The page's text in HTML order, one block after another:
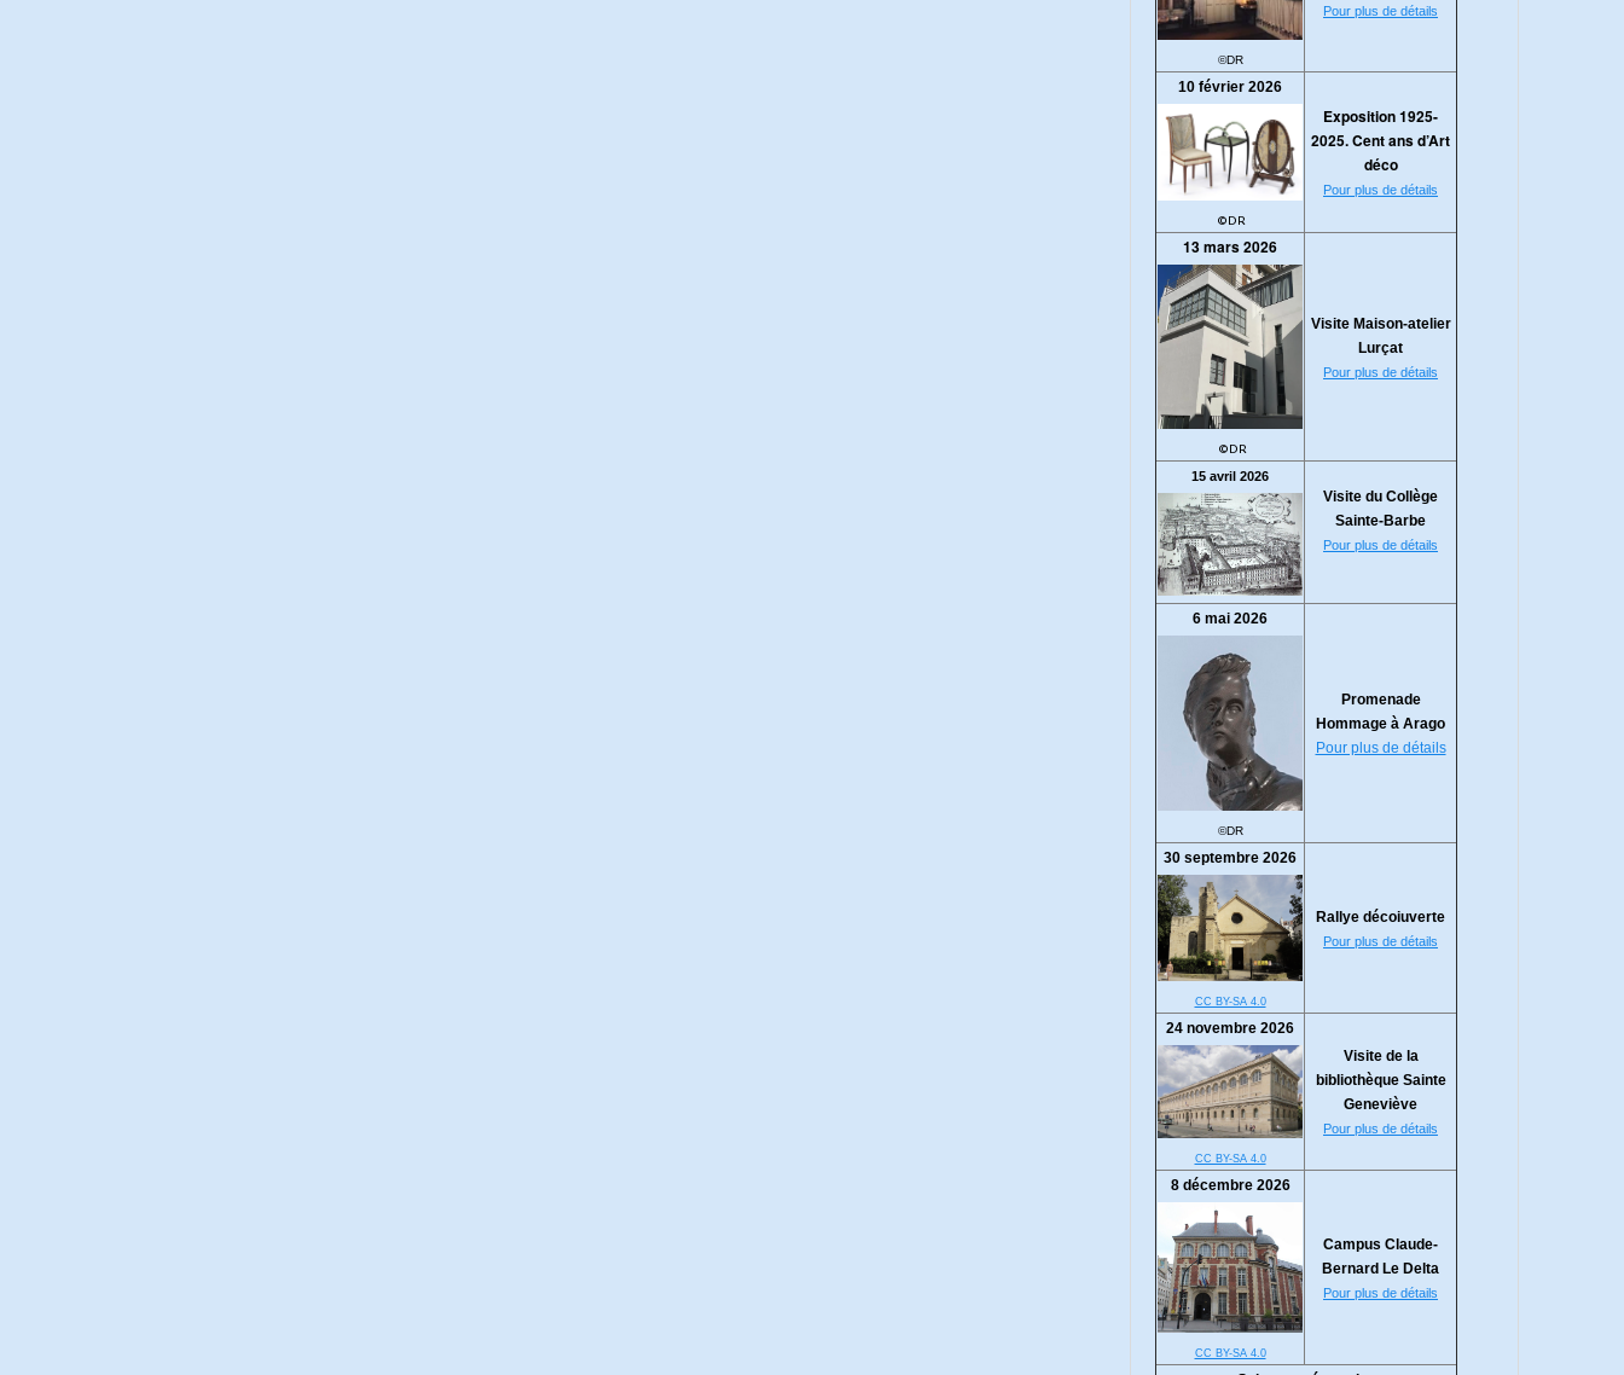
©DR
Pour plus de détails
10 février 2026
©DR
Exposition 1925-
2025. Cent ans d’Art
déco
Pour plus de détails
13 mars 2026
©DR
Visite Maison-atelier
Lurçat
Pour plus de détails
15 avril 2026
Visite du Collège
Sainte-Barbe
Pour plus de détails
6 mai 2026
©DR
Promenade
Hommage à Arago
Pour plus de détails
30 septembre 2026
CC BY-SA 4.0
Rallye décoiuverte
Pour plus de détails
24 novembre 2026
CC BY-SA 4.0
Visite de la
bibliothèque Sainte
Geneviève
Pour plus de détails
8 décembre 2026
CC BY-SA 4.0
Campus Claude-
Bernard Le Delta
Pour plus de détails